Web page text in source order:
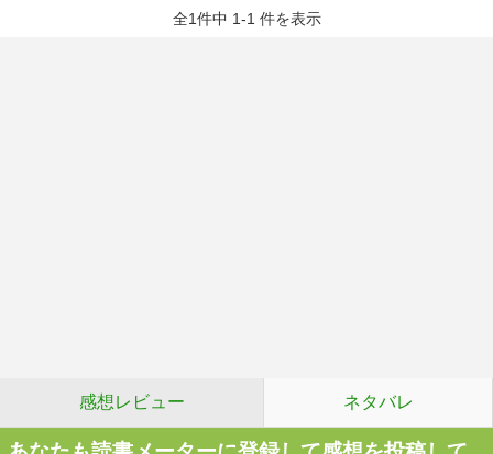
全1件中 1-1 件を表示
感想レビュー ネタバレ